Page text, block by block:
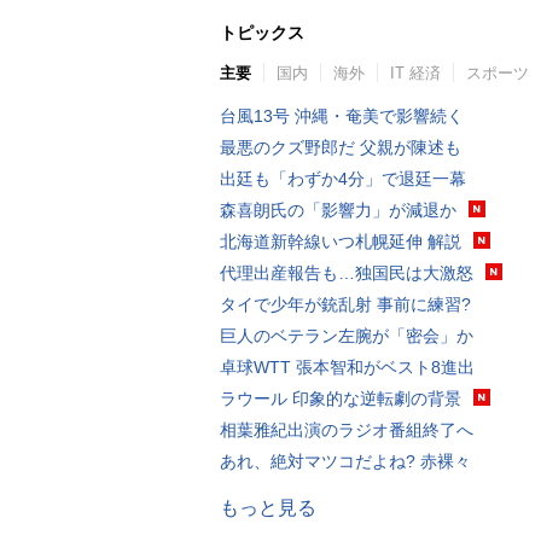
トピックス
主要 国内 海外 IT 経済 スポーツ
台風13号 沖縄・奄美で影響続く
最悪のクズ野郎だ 父親が陳述も
出廷も「わずか4分」で退廷一幕
森喜朗氏の「影響力」が減退か
北海道新幹線いつ札幌延伸 解説
代理出産報告も…独国民は大激怒
タイで少年が銃乱射 事前に練習?
巨人のベテラン左腕が「密会」か
卓球WTT 張本智和がベスト8進出
ラウール 印象的な逆転劇の背景
相葉雅紀出演のラジオ番組終了へ
あれ、絶対マツコだよね? 赤裸々
もっと見る